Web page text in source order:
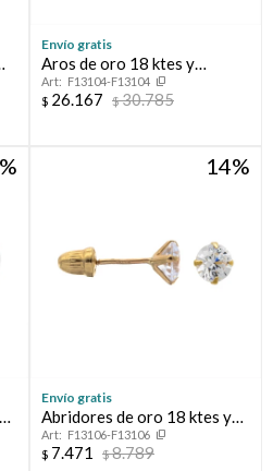
Envío gratis
Aros de oro 18 ktes y
circonias
F13104-F13104
$ 26.167 $30.785
14
Envío gratis
Abridores de oro 18 ktes y
circoniaF13106-F13106
$ 7.471 $8.789